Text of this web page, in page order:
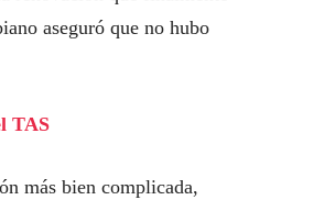
aseguró que no hubo
TAS
más bien complicada,